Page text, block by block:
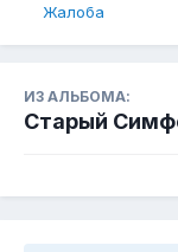
Жалоба
ИЗ АЛЬБОМА:
Старый